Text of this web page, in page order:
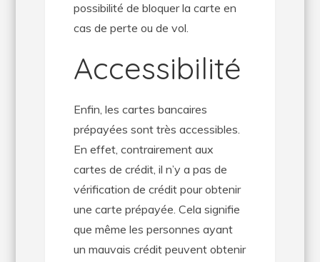
possibilité de bloquer la carte en
cas de perte ou de vol.
Accessibilité
Enfin, les cartes bancaires
prépayées sont très accessibles.
En effet, contrairement aux
cartes de crédit, il n’y a pas de
vérification de crédit pour obtenir
une carte prépayée. Cela signifie
que même les personnes ayant
un mauvais crédit peuvent obtenir